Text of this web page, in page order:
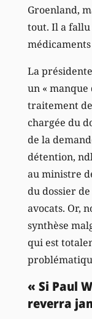
Groenland,
tout. Il a fallu
La
un « manque
traitement
chargée du
de la
détention,
au ministre
du dossier
avocats. Or,
synthèse
qui est
« Si Paul
reverra